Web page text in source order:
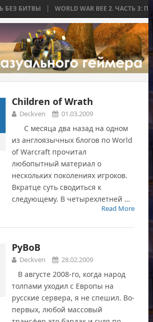
БИТВЫ WORLD WAR BEE 2. ЧАСТЬ 3:
Children of Wrath
Deckven 01.03.2009
С месяца два назад на одном
из англоязычных блогов по World
of Warcraft прочитал
любопытный материал о
нескольких поколениях игроков.
Вкратце суть сводиться к
следующему. В четырехлетней …
Read More
РуВоВ
Deckven 28.02.2009
В августе 2008-го, когда народ
толпами уходил с Европы на
русские сервера, я не спешил. Во-
первых, любой массовый